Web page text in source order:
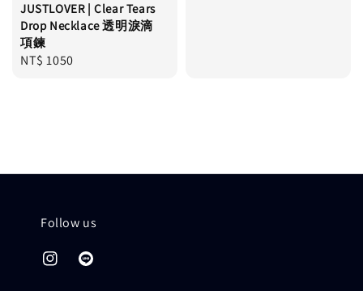
JUSTLOVER | Clear Tears
Drop Necklace 透明淚滴
項鍊
Regular
NT$ 1050
Follow us